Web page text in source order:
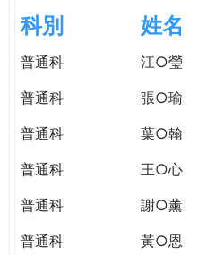
格。
e
r
e
科別 姓名
普通科 江○瑩
普通科
張○瑜
普通科
葉○翰
普通科
王○心
普通科
謝○薰
普通科
黃○恩